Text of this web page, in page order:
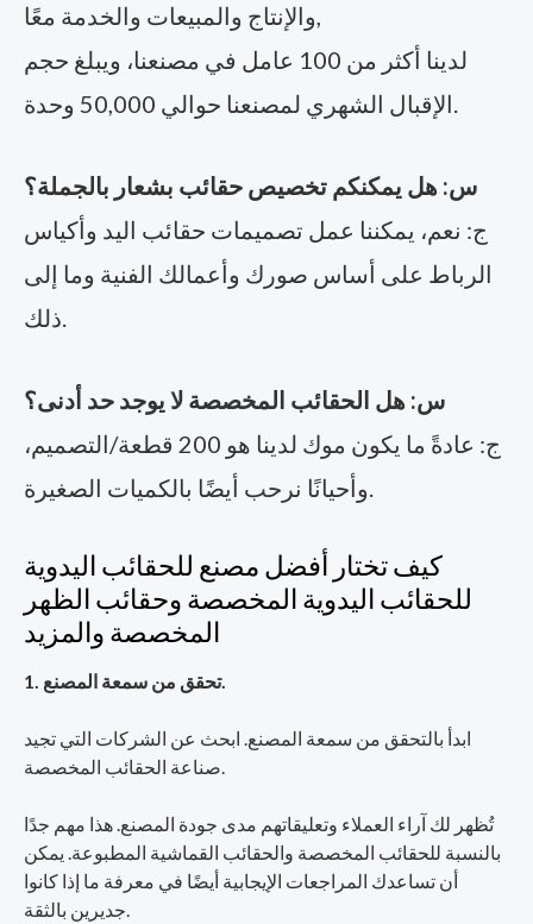
والإنتاج والمبيعات والخدمة معًا,
لدينا أكثر من 100 عامل في مصنعنا، ويبلغ حجم
الإقبال الشهري لمصنعنا حوالي 50,000 وحدة.
س: هل يمكنكم تخصيص حقائب بشعار بالجملة؟
ج: نعم، يمكننا عمل تصميمات حقائب اليد وأكياس
الرباط على أساس صورك وأعمالك الفنية وما إلى
ذلك.
س: هل الحقائب المخصصة لا يوجد حد أدنى؟
ج: عادةً ما يكون موك لدينا هو 200 قطعة/التصميم،
وأحيانًا نرحب أيضًا بالكميات الصغيرة.
كيف تختار أفضل مصنع للحقائب اليدوية
للحقائب اليدوية المخصصة وحقائب الظهر
المخصصة والمزيد
1. تحقق من سمعة المصنع.
ابدأ بالتحقق من سمعة المصنع. ابحث عن الشركات التي تجيد
صناعة الحقائب المخصصة.
تُظهر لك آراء العملاء وتعليقاتهم مدى جودة المصنع. هذا مهم جدًا
بالنسبة للحقائب المخصصة والحقائب القماشية المطبوعة. يمكن
أن تساعدك المراجعات الإيجابية أيضًا في معرفة ما إذا كانوا
جديرين بالثقة.